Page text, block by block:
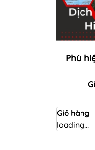
Phù
Giỏ hàng
loading...